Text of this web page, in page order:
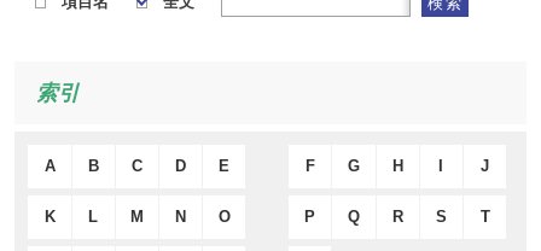
索引
A B C D E F G H J
K L M N O P Q R S T